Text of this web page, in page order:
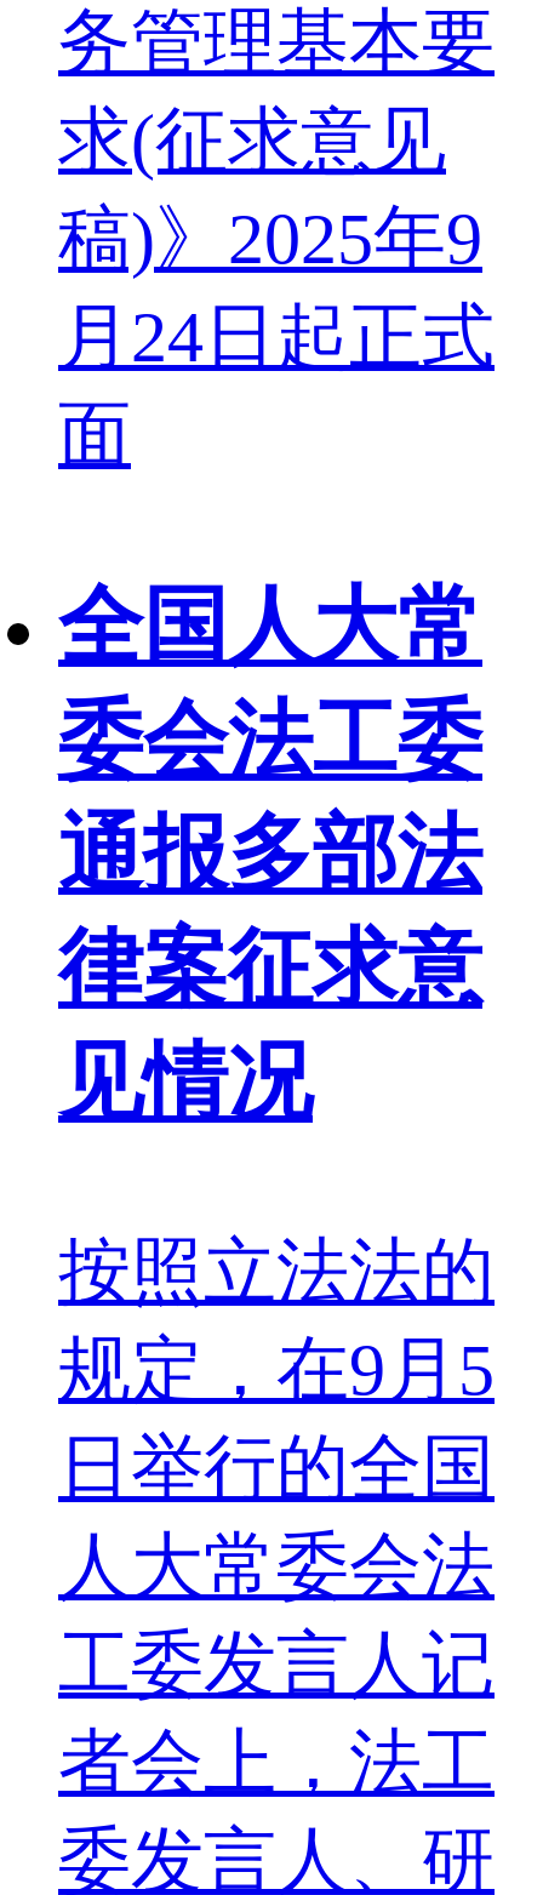
务管理基本要
求(征求意见
稿)》2025年9
月24日起正式
面
全国人大常
委会法工委
通报多部法
律案征求意
见情况
按照立法法的
规定，在9月5
日举行的全国
人大常委会法
工委发言人记
者会上，法工
委发言人、研